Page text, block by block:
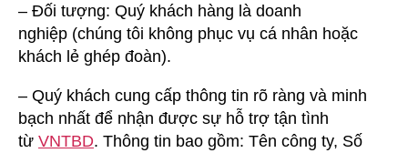
– Đối tượng: Quý khách hàng là doanh
nghiệp (chúng tôi không phục vụ cá nhân hoặc
khách lẻ ghép đoàn).
– Quý khách cung cấp thông tin rõ ràng và minh
bạch nhất để nhận được sự hỗ trợ tận tình
từ VNTBD. Thông tin bao gồm: Tên công ty, Số